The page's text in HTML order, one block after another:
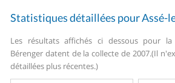
Statistiques détaillées pour Assé-
Les résultats affichés ci dessous pour la
Bérenger datent de la collecte de 2007.(Il
détaillées plus récentes.)